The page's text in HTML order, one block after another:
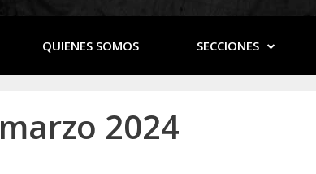
QUIENES SOMOS SECCIONES
marzo 2024